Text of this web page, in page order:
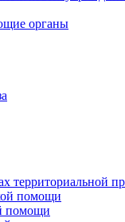
органы
территориальной
помощи
помощи